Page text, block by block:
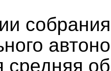
средняя